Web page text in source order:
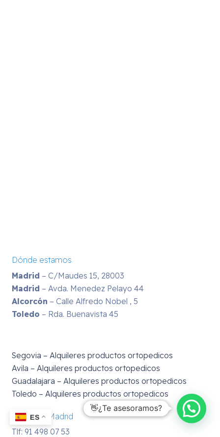
Dónde estamos
Madrid – C/Maudes 15, 28003
Madrid – Avda. Menedez Pelayo 44
Alcorcón – Calle Alfredo Nobel , 5
Toledo – Rda. Buenavista 45
Segovia – Alquileres productos ortopedicos
Avila – Alquileres productos ortopedicos
Guadalajara – Alquileres productos ortopedicos
Toledo – Alquileres productos ortopedicos
Contacto Madrid
Tlf: 91 498 07 53
ES
👋¿Te asesoramos?